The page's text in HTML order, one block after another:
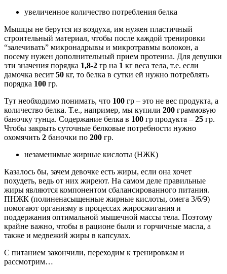
увеличенное количество потребления белка
Мышцы не берутся из воздуха, им нужен пластичный
строительный материал, чтобы после каждой тренировки
“залечивать” микронадрывы и микротравмы волокон, а
посему нужен дополнительный прием протеина. Для девушки
эти значения порядка 1,8-2 гр на 1 кг веса тела, т.е. если
дамочка весит 50 кг, то белка в сутки ей нужно потреблять
порядка 100 гр.
Тут необходимо понимать, что 100 гр – это не вес продукта, а
количество белка. Т.е., например, мы купили 200 граммовую
баночку тунца. Содержание белка в 100 гр продукта – 25 гр.
Чтобы закрыть суточные белковые потребности нужно
охомячить 2 баночки по 200 гр.
незаменимые жирные кислоты (НЖК)
Казалось бы, зачем девочке есть жиры, если она хочет
похудеть, ведь от них жиреют. На самом деле правильные
жиры являются компонентом сбалансированного питания.
ПНЖК (полиненасыщенные жирные кислоты, омега 3/6/9)
помогают организму в процессах жиросжигания и
поддержания оптимальной мышечной массы тела. Поэтому
крайне важно, чтобы в рационе были и горчичные масла, а
также и медвежий жиры в капсулах.
С питанием закончили, переходим к тренировкам и
рассмотрим…